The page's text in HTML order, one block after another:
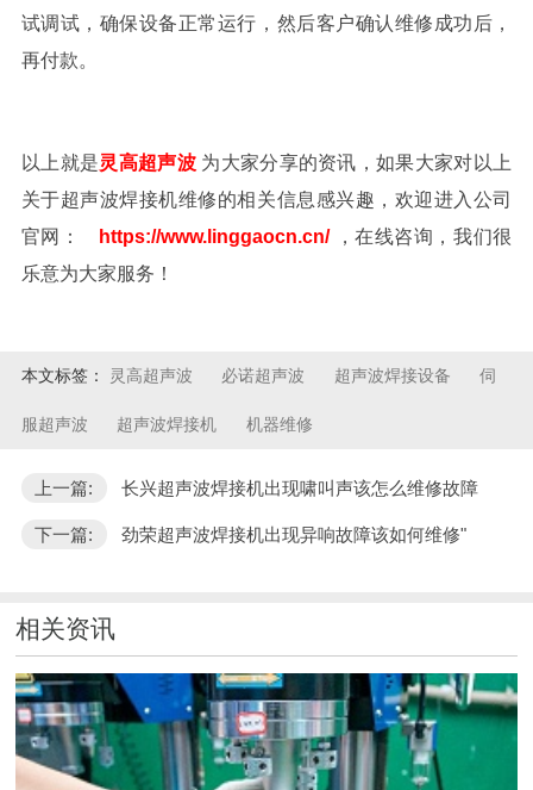
试调试，确保设备正常运行，然后客户确认维修成功后，
再付款。
以上就是灵高超声波 为大家分享的资讯，如果大家对以上
关于超声波焊接机维修的相关信息感兴趣，欢迎进入公司
官网：
https://www.linggaocn.cn/
，在线咨询，我们很
乐意为大家服务！
本文标签： 灵高超声波 必诺超声波 超声波焊接设备 伺
服超声波 超声波焊接机 机器维修
上一篇: 长兴超声波焊接机出现啸叫声该怎么维修故障
下一篇: 劲荣超声波焊接机出现异响故障该如何维修"
相关资讯